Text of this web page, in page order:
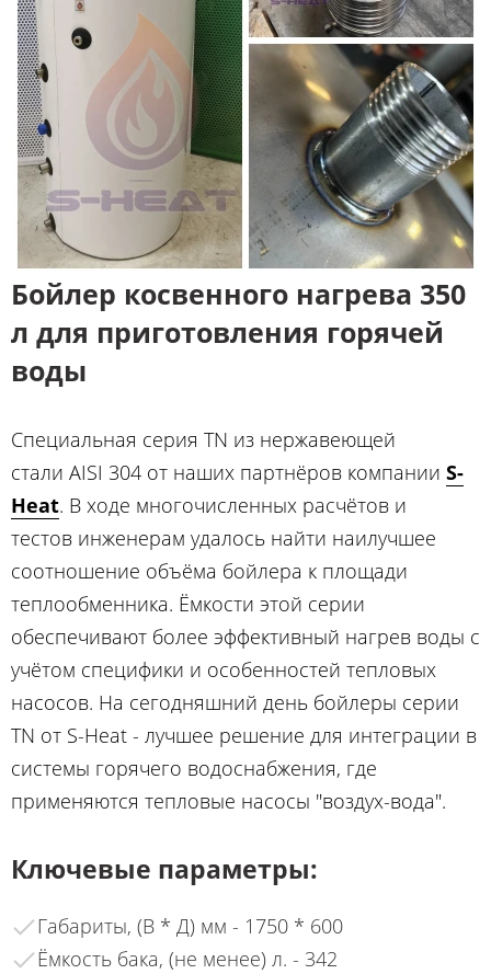
Бойлер косвенного нагрева 350
л для приготовления горячей
воды
Специальная серия TN из нержавеющей
стали AISI 304 от наших партнёров компании S-
Heat. В ходе многочисленных расчётов и
тестов инженерам удалось найти наилучшее
соотношение объёма бойлера к площади
теплообменника. Ёмкости этой серии
обеспечивают более эффективный нагрев воды с
учётом специфики и особенностей тепловых
насосов. На сегодняшний день бойлеры серии
ТN от S-Heat - лучшее решение для интеграции в
системы горячего водоснабжения, где
применяются тепловые насосы "воздух-вода".
Ключевые параметры:
Габариты, (В * Д) мм - 1750 * 600
Ёмкость бака, (не менее) л. - 342